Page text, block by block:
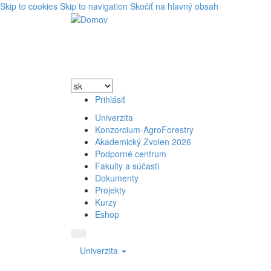
Skip to cookies Skip to navigation Skočiť na hlavný obsah
Prihlásiť
Univerzita
Konzorcium-AgroForestry
Akademický Zvolen 2026
Podporné centrum
Fakulty a súčasti
Dokumenty
Projekty
Kurzy
Eshop
Univerzita